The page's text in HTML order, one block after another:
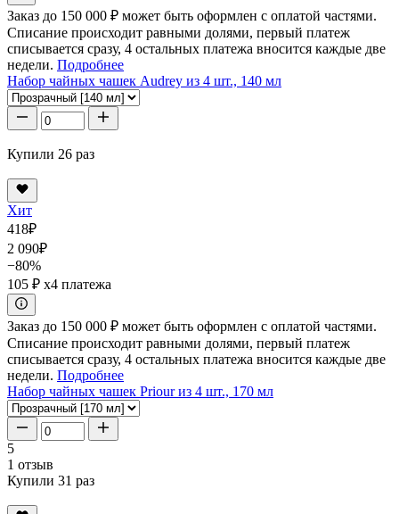
Заказ до 150 000 ₽ может быть оформлен с оплатой частями.
Списание происходит равными долями, первый платеж
списывается сразу, 4 остальных платежа вносится каждые две
недели. Подробнее
Набор чайных чашек Audrey из 4 шт., 140 мл
Купили 26 раз
Хит
418₽
2 090₽
−80%
105 ₽ x4 платежа
Заказ до 150 000 ₽ может быть оформлен с оплатой частями.
Списание происходит равными долями, первый платеж
списывается сразу, 4 остальных платежа вносится каждые две
недели. Подробнее
Набор чайных чашек Priour из 4 шт., 170 мл
5
1 отзыв
Купили 31 раз